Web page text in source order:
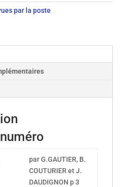
par la poste
par G.GAUTIER, B.
COUTURIER et J.
DAUDIGNON p 3